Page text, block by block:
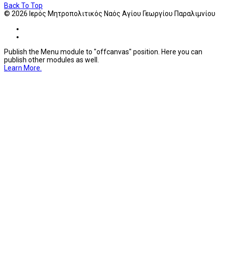
Back To Top
© 2026 Ιερός Μητροπολιτικός Ναός Αγίου Γεωργίου Παραλιμνίου
Publish the Menu module to "offcanvas" position. Here you can
publish other modules as well.
Learn More.